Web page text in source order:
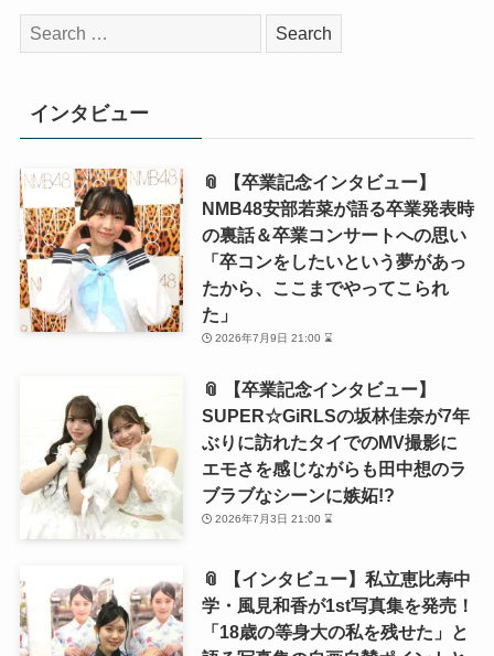
検
索:
インタビュー
📎 【卒業記念インタビュー】
NMB48安部若菜が語る卒業発表時
の裏話＆卒業コンサートへの思い
「卒コンをしたいという夢があっ
たから、ここまでやってこられ
た」
2026年7月9日 21:00 ⌛
📎 【卒業記念インタビュー】
SUPER☆GiRLSの坂林佳奈が7年
ぶりに訪れたタイでのMV撮影に
エモさを感じながらも田中想のラ
ブラブなシーンに嫉妬!?
2026年7月3日 21:00 ⌛
📎 【インタビュー】私立恵比寿中
学・風見和香が1st写真集を発売！
「18歳の等身大の私を残せた」と